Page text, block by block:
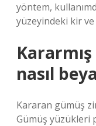
yöntem,
yüzeyindeki kir
nasıl
Kararan gümüş
Gümüş yüzükleri